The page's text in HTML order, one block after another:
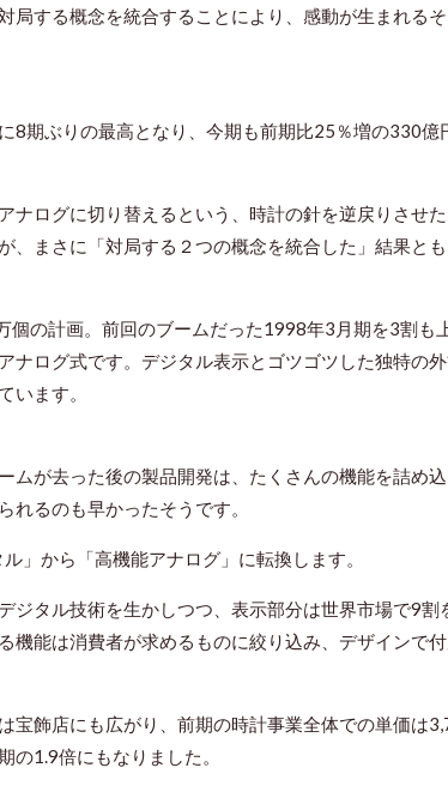
局する概念を統合することにより、感動が生まれるそ
8期ぶりの最高となり、今期も前期比25％増の330億
ナログに切り替えるという、時計の針を逆戻りさせた
、まさに「対局する２つの概念を統合した」結果とも
個の計画。前回のブームだった1998年3月期を3割も
ナログ式です。デジタル表示とゴツゴツした独特の
います。
ムが去った後の製品開発は、たくさんの機能を詰め
れるのも早かったそうです。
」から「高機能アナログ」に転換します。
ジタル技術を生かしつつ、表示部分は世界市場で9割
機能は消費者が求めるものに絞り込み、デザインで
宝飾店にも広がり、前期の時計事業全体での単価は
1.9倍にもなりました。